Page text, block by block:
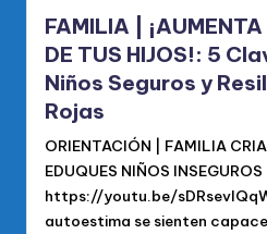
d
el
P
R
M
FAMILIA |
DE TUS HIJOS!: 5
Niños Seguros y
Rojas
ORIENTACIÓN | FAMILIA
EDUQUES NIÑOS INSEGUROS
https://youtu.be/
autoestima se sienten